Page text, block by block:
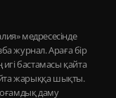
журнал. Араға бір
бастамасы қайта
жарыққа шықты.
даму